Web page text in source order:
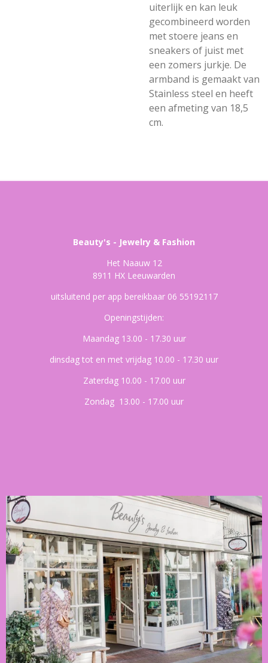
uiterlijk en kan leuk
gecombineerd worden
met stoere jeans en
sneakers of juist met
een zomers jurkje. De
armband is gemaakt van
Stainless steel en heeft
een afmeting van 18,5
cm.
Beauty's - Jewelry & Fashion
Het Naauw 12
8911 HX Leeuwarden
uitsluitend per app bereikbaar 06 55192117
Openingstijden:
Maandag 13.00 - 17.30 uur
dinsdag tot en met vrijdag 10.00 - 17.30 uur
Zaterdag 10.00 - 17.00 uur
Zondag 13.00 - 17.00 uur